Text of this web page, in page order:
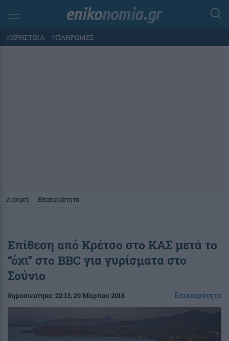
#ΧΡΗΣΤΙΚΑ #ΠΛΗΡΩΜΕΣ
Αρχική - Επικαιρότητα
Επίθεση από Κρέτσο στο ΚΑΣ μετά το
“όχι” στο BBC για γυρίσματα στο
Σούνιο
δημοσιεύτηκε:22:13, 29 Μαρτίου 2018 Επικαιρότητα